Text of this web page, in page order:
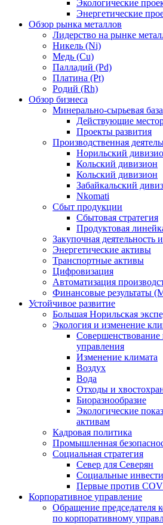
Экологические
Энергетические
Обзор рынка металлов
Лидерство на рынке
Никель (Ni)
Медь (Cu)
Палладий (Pd)
Платина (Pt)
Родий (Rh)
Обзор бизнеса
Минерально-сырьевая база
Действующие
Проекты развития
Производственная
Норильский
Кольский дивизион
Кольский дивизион
Забайкальский
Nkomati
Сбыт продукции
Сбытовая стратегия
Продуктовая
Закупочная деятельность
Энергетические активы
Транспортные активы
Цифровизация
Автоматизация
Финансовые результаты
Устойчивое развитие
Большая Норильская
Экология и изменение
Совершенствование
управления
Изменение климата
Воздух
Вода
Отходы и
Биоразнообразие
Экологические
активам
Кадровая политика
Промышленная
Социальная стратегия
Север для Северян
Социальные
Первые против
Корпоративное управление
Обращение председателя
по корпоративному